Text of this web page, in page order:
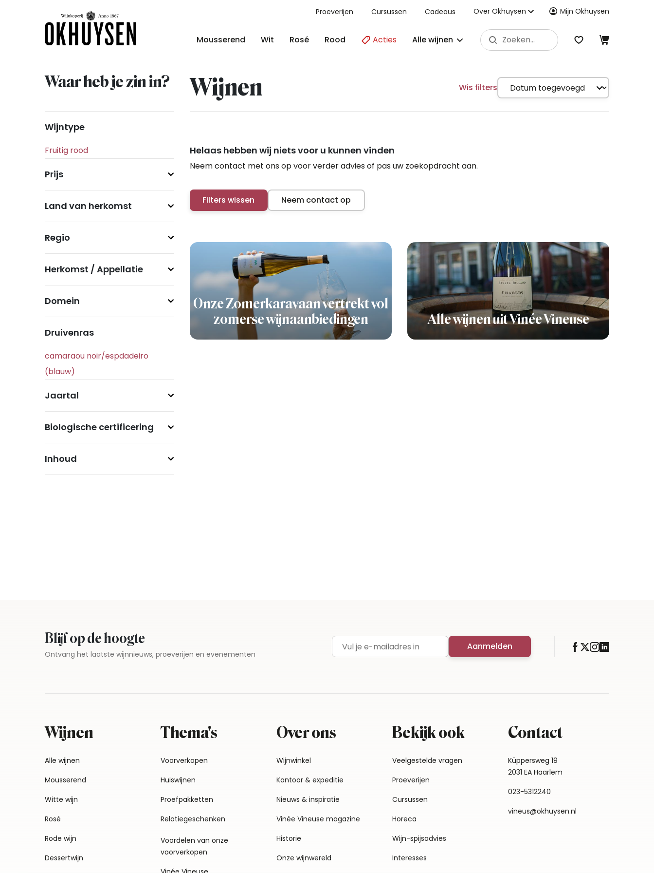
Proeverijen Cursussen Cadeaus Over Okhuysen Mijn Okhuysen
Mousserend Wit Rosé Rood Acties Alle wijnen
Waar heb je zin in? Wijnen Wis filters
Wijntype
Prijs
Land van herkomst
Regio
Herkomst / Appellatie
Domein
Druivenras
Jaartal
Biologische certificering
Inhoud
Helaas hebben wij niets voor u kunnen vinden
Neem contact met ons op voor verder advies of pas uw zoekopdracht aan.
Filters wissen Neem contact op
Onze Zomerkaravaan vertrekt vol
zomerse wijnaanbiedingen
Alle wijnen uit Vinée Vineuse
Blijf op de hoogte
Ontvang het laatste wijnnieuws, proeverijen en evenementen E-mailadres Aanmelden
Wijnen
Alle wijnen
Mousserend
Witte wijn
Rosé
Rode wijn
Dessertwijn
Thema's
Voorverkopen
Huiswijnen
Proefpakketten
Relatiegeschenken
Voordelen van onze
voorverkopen
Over ons
Wijnwinkel
Kantoor & expeditie
Nieuws & inspiratie
Vinée Vineuse magazine
Historie
Onze wijnwereld
Bekijk ook
Veelgestelde vragen
Proeverijen
Cursussen
Horeca
Wijn-spijsadvies
Interesses
Contact
Küppersweg 19
2031 EA Haarlem
023-5312240
vineus@okhuysen.nl